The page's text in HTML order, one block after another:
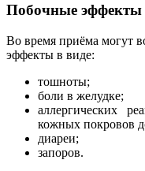
Побочные эффекты
Во время приёма могут
эффекты в виде:
тошноты;
боли в желудке;
аллергических
кожных покровов
диареи;
запоров.